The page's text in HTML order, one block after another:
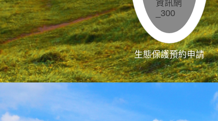
生態保護預約申請